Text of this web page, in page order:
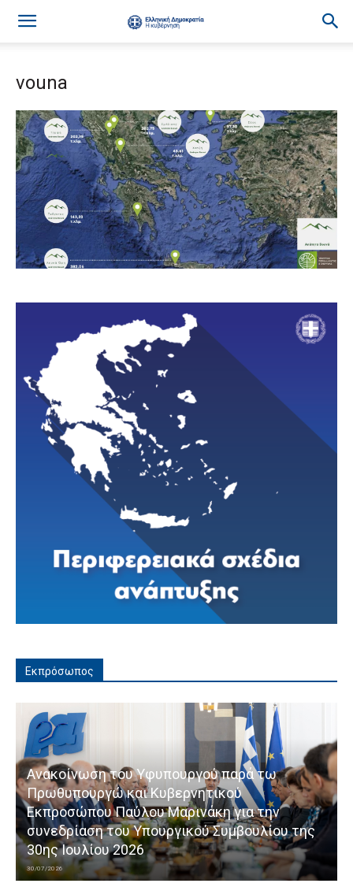
vouna
Εκπρόσωπος
Ανακοίνωση του Υφυπουργού παρά τω
Πρωθυπουργώ και Κυβερνητικού
Εκπροσώπου Παύλου Μαρινάκη για την
συνεδρίαση του Υπουργικού Συμβουλίου της
30ης Ιουλίου 2026
30/07/2026